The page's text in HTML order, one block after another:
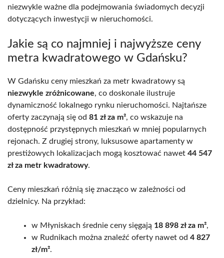
niezwykle ważne dla podejmowania świadomych decyzji
dotyczących inwestycji w nieruchomości.
Jakie są co najmniej i najwyższe ceny
metra kwadratowego w Gdańsku?
W Gdańsku ceny mieszkań za metr kwadratowy są
niezwykle zróżnicowane, co doskonale ilustruje
dynamiczność lokalnego rynku nieruchomości. Najtańsze
oferty zaczynają się od 81 zł za m², co wskazuje na
dostępność przystępnych mieszkań w mniej popularnych
rejonach. Z drugiej strony, luksusowe apartamenty w
prestiżowych lokalizacjach mogą kosztować nawet 44 547
zł za metr kwadratowy.
Ceny mieszkań różnią się znacząco w zależności od
dzielnicy. Na przykład:
w Młyniskach średnie ceny sięgają 18 898 zł za m²,
w Rudnikach można znaleźć oferty nawet od 4 827
zł/m².